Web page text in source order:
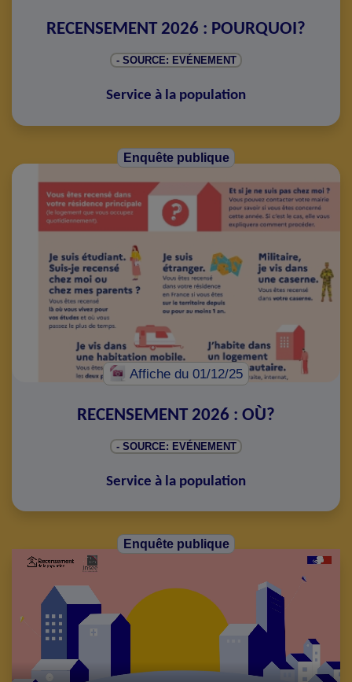
RECENSEMENT 2026 : POURQUOI?
- SOURCE: EVÉNEMENT
Service à la population
Enquête publique
Affiche du 01/12/25
RECENSEMENT 2026 : OÙ?
- SOURCE: EVÉNEMENT
Service à la population
Enquête publique